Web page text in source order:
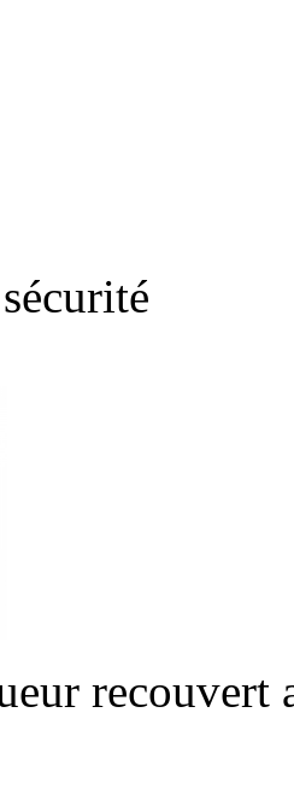
recouvert